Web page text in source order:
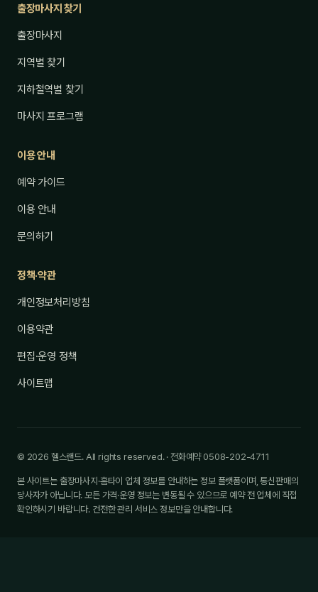
출장마사지 찾기
출장마사지
지역별 찾기
지하철역별 찾기
마사지 프로그램
이용 안내
예약 가이드
이용 안내
문의하기
정책·약관
개인정보처리방침
이용약관
편집·운영 정책
사이트맵
© 2026 헬스랜드. All rights reserved. · 전화예약 0508-202-4711
본 사이트는 출장마사지·홈타이 업체 정보를 안내하는 정보 플랫폼이며, 통신판매의
당사자가 아닙니다. 모든 가격·운영 정보는 변동될 수 있으므로 예약 전 업체에 직접
확인하시기 바랍니다. 건전한 관리 서비스 정보만을 안내합니다.